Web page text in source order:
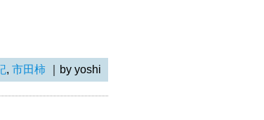
, 市田柿 ｜by yoshi